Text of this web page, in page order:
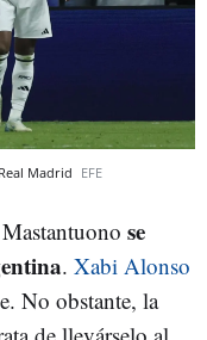
Madrid EFE
se
. Xabi Alonso
No obstante, la